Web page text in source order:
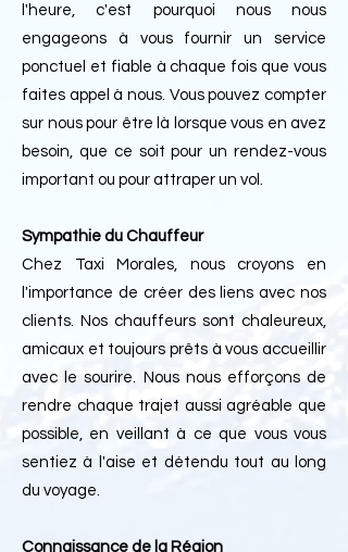
l'heure, c'est pourquoi nous nous
engageons à vous fournir un service
ponctuel et fiable à chaque fois que vous
faites appel à nous. Vous pouvez compter
sur nous pour être là lorsque vous en avez
besoin, que ce soit pour un rendez-vous
important ou pour attraper un vol.
Sympathie du Chauffeur
Chez Taxi Morales, nous croyons en
l'importance de créer des liens avec nos
clients. Nos chauffeurs sont chaleureux,
amicaux et toujours prêts à vous accueillir
avec le sourire. Nous nous efforçons de
rendre chaque trajet aussi agréable que
possible, en veillant à ce que vous vous
sentiez à l'aise et détendu tout au long
du voyage.
Connaissance de la Région